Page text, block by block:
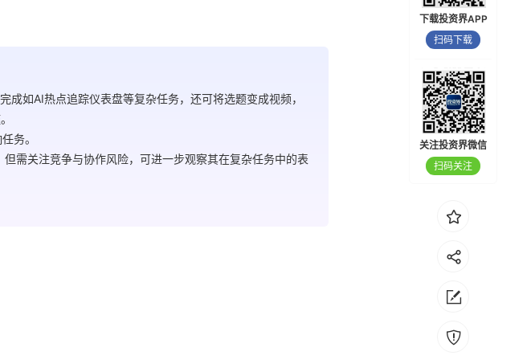
如AI热点追踪仪表盘等复杂任务，还可将选题变成视频，
务。
需关注竞争与协作风险，可进一步观察其在复杂任务中的表
下载投资界APP
扫码下载
关注投资界微信
扫码关注